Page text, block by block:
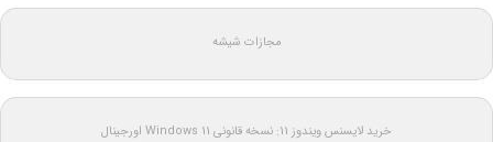
مجازات شیشه
خرید لایسنس ویندوز 11: نسخه قانونی Windows 11 اورجینال